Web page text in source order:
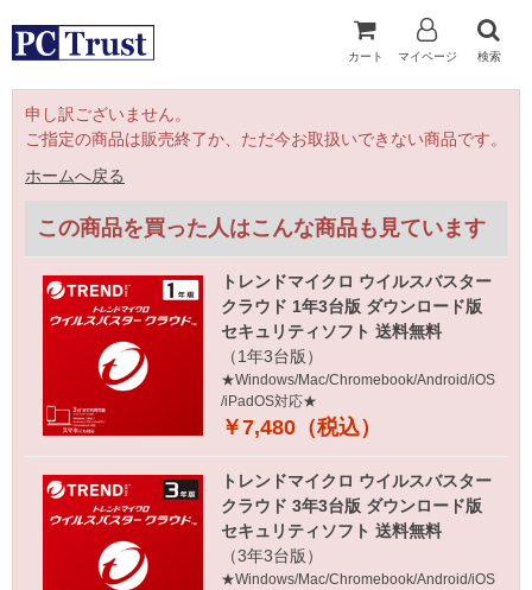
カート マイページ 検索
申し訳ございません。
ご指定の商品は販売終了か、ただ今お取扱いできない商品です。
ホームへ戻る
この商品を買った人はこんな商品も見ています
トレンドマイクロ ウイルスバスター
クラウド 1年3台版 ダウンロード版
セキュリティソフト 送料無料
（1年3台版）
★Windows/Mac/Chromebook/Android/iOS
/iPadOS対応★
￥7,480（税込）
トレンドマイクロ ウイルスバスター
クラウド 3年3台版 ダウンロード版
セキュリティソフト 送料無料
（3年3台版）
★Windows/Mac/Chromebook/Android/iOS